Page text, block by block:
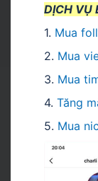
DỊCH VỤ
1. Mua
2. Mua
3. Mua
4. Tăng
5. Mua